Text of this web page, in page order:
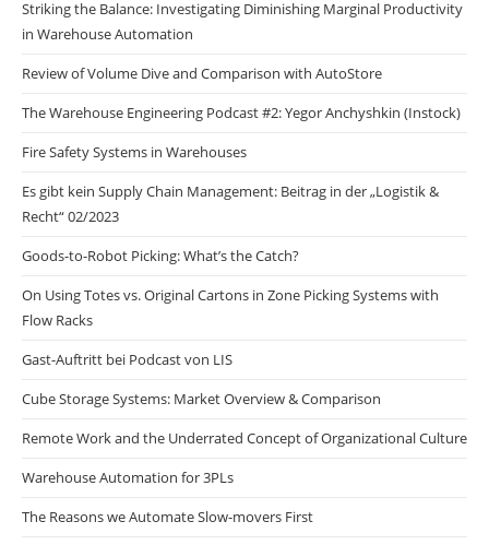
Striking the Balance: Investigating Diminishing Marginal Productivity
in Warehouse Automation
Review of Volume Dive and Comparison with AutoStore
The Warehouse Engineering Podcast #2: Yegor Anchyshkin (Instock)
Fire Safety Systems in Warehouses
Es gibt kein Supply Chain Management: Beitrag in der „Logistik &
Recht“ 02/2023
Goods-to-Robot Picking: What’s the Catch?
On Using Totes vs. Original Cartons in Zone Picking Systems with
Flow Racks
Gast-Auftritt bei Podcast von LIS
Cube Storage Systems: Market Overview & Comparison
Remote Work and the Underrated Concept of Organizational Culture
Warehouse Automation for 3PLs
The Reasons we Automate Slow-movers First